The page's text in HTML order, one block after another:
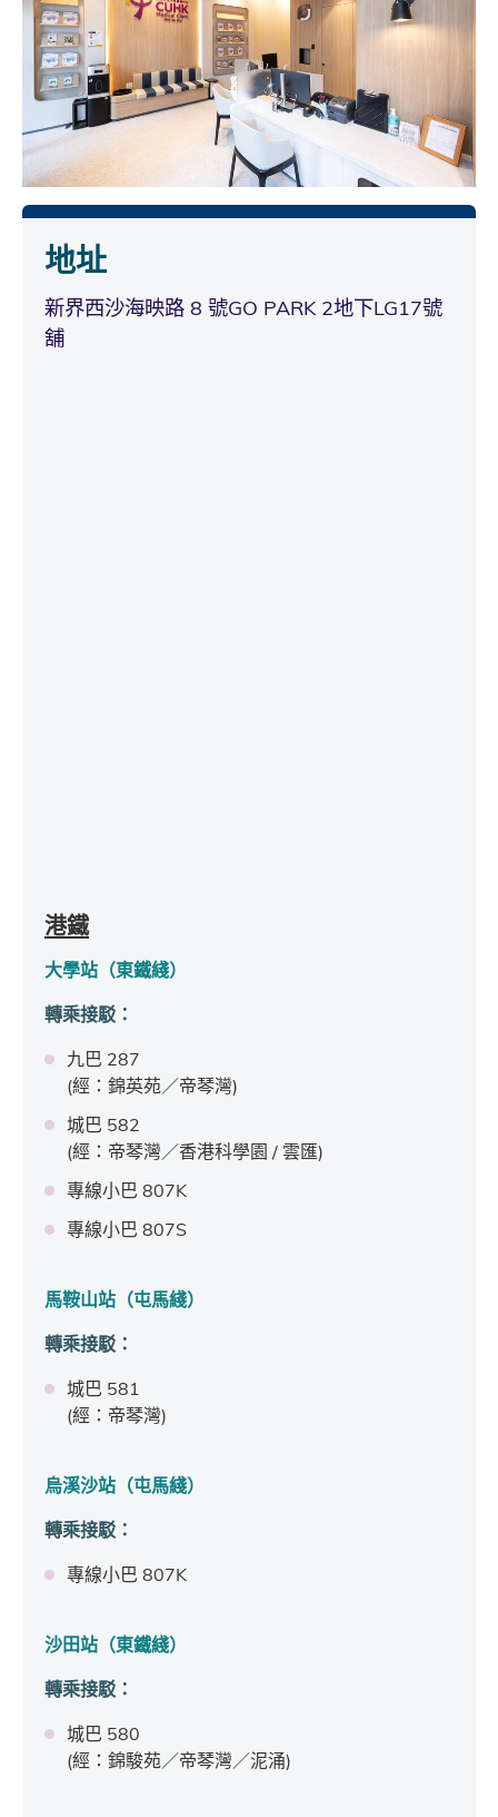
地址
新界西沙海映路 8 號GO PARK 2地下LG17號
舖
港鐵
大學站 （東鐵綫）
轉乘接駁 ：
九巴 287
(經：錦英苑／帝琴灣)
城巴 582
(經：帝琴灣／香港科學園 / 雲匯)
專線小巴 807K
專線小巴 807S
馬鞍山站（屯馬綫）
轉乘接駁：
城巴 581
(經：帝琴灣)
烏溪沙站（屯馬綫）
轉乘接駁 ：
專線小巴 807K
沙田站（東鐵綫）
轉乘接駁 ：
城巴 580
(經：錦駿苑／帝琴灣／泥涌)